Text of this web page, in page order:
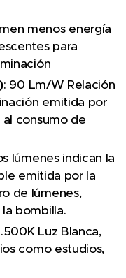
menos energía
para
: 90 Lm/W Relación
emitida por
consumo de
lúmenes indican la
emitida por la
de lúmenes,
bombilla.
Luz Blanca,
como estudios,